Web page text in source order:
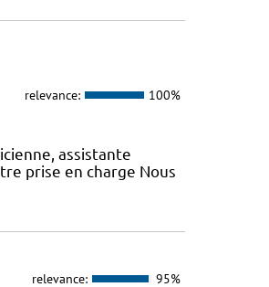
relevance: 100%
assistante
prise en charge Nous
relevance: 95%